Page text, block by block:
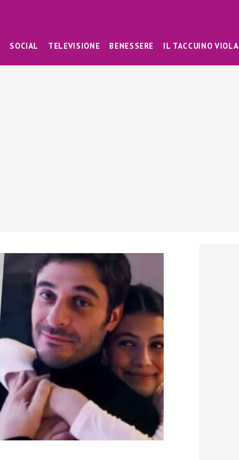
SOCIAL TELEVISIONE BENESSERE IL TACCUINO VIOLA